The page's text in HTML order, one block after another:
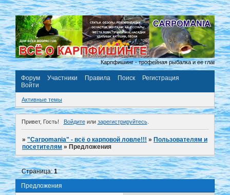
Карпфишинг - трофейная рыбалка и ее главный
Форум Участники Правила Поиск
Регистрация
Войти
Активные темы
Привет, Гость! Войдитеили зарегистрируйтесь.
»"Carpomania" - всё о карповой ловле!!! »Пользователям и
посетителям »Предложения
Предложения
Страница:1